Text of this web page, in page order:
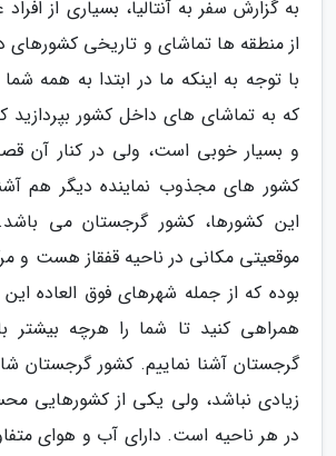
به گزارش سفر به آنتالیا، بسیاری از
از منطقه ها تماشای و تاریخی کشورهای
با توجه به اینکه ما در ابتدا به همه
که به تماشای های داخل کشور بپردازید
و بسیار خوبی است، ولی در کنار آن
کشور های مجذوب نماینده دیگر هم
این کشورها، کشور گرجستان می
موقعیتی مکانی در ناحیه قفقاز هست و
بوده که از جمله شهرهای فوق العاده
همراهی کنید تا شما را هرچه بیشتر
گرجستان آشنا نماییم. کشور گرجستان
زیادی نباشد، ولی یکی از کشورهایی
در هر ناحیه است. دارای آب و هوای